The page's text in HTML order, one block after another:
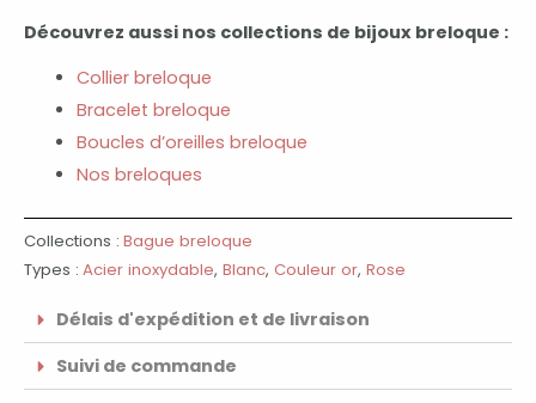
Découvrez aussi nos collections de bijoux breloque :
Collier breloque
Bracelet breloque
Boucles d’oreilles breloque
Nos breloques
Collections : Bague breloque
Types : Acier inoxydable, Blanc, Couleur or, Rose
Délais d'expédition et de livraison
Suivi de commande